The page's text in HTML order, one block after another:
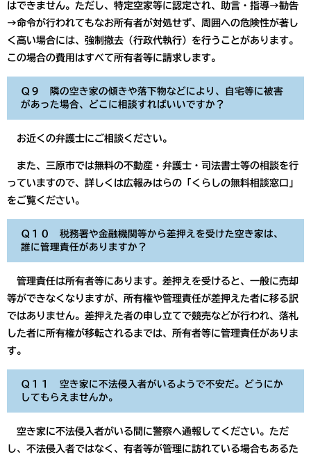
はできません。ただし、特定空家等に認定され、助言・指導→勧告
→命令が行われてもなお所有者が対処せず、周囲への危険性が著し
く高い場合には、強制撤去（行政代執行）を行うことがあります。
この場合の費用はすべて所有者等に請求します。
Ｑ９ 隣の空き家の傾きや落下物などにより、自宅等に被害
があった場合、どこに相談すればいいですか？
お近くの弁護士にご相談ください。
また、三原市では無料の不動産・弁護士・司法書士等の相談を行
っていますので、詳しくは広報みはらの「くらしの無料相談窓口」
をご覧ください。
Ｑ１０ 税務署や金融機関等から差押えを受けた空き家は、
誰に管理責任がありますか？
管理責任は所有者等にあります。差押えを受けると、一般に売却
等ができなくなりますが、所有権や管理責任が差押えた者に移る訳
ではありません。差押えた者の申し立てで競売などが行われ、落札
した者に所有権が移転されるまでは、所有者等に管理責任がありま
す。
Ｑ１１ 空き家に不法侵入者がいるようで不安だ。どうにか
してもらえませんか。
空き家に不法侵入者がいる間に警察へ通報してください。ただ
し、不法侵入者ではなく、有者等が管理に訪れている場合もあるた